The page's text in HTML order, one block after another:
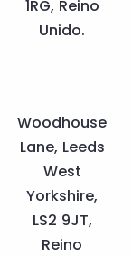
1RG, Reino
Unido.
Woodhouse
Lane, Leeds
West
Yorkshire,
LS2 9JT,
Reino